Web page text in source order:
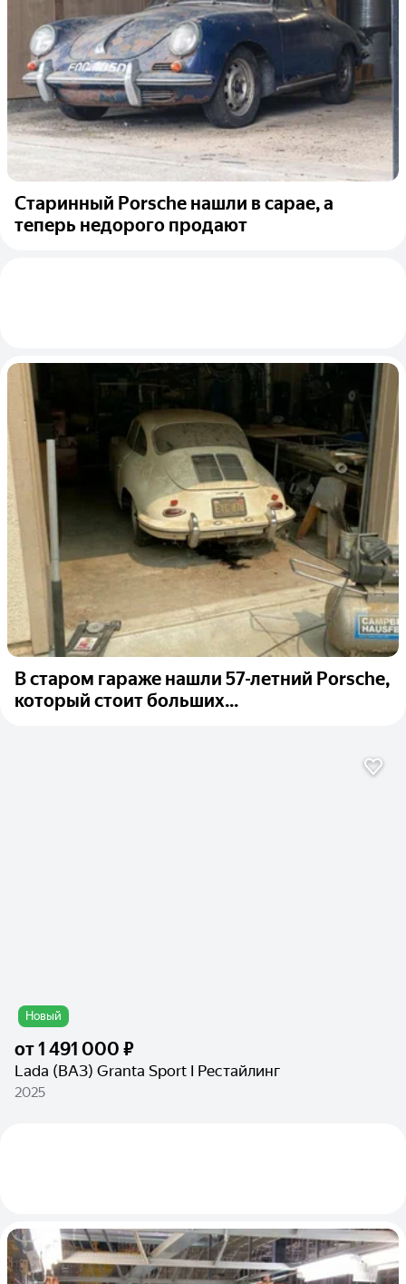
Старинный Porsche нашли в сарае, а
теперь недорого продают
В старом гараже нашли 57-летний Porsche,
который стоит больших...
Новый
от1 491 000 ₽
Lada (ВАЗ) Granta Sport I Рестайлинг
2025